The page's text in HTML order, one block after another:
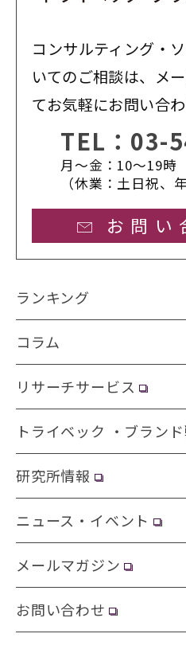
コンサルティング・
いてのご相談は、メ
てお気軽にお問い合
TEL： 03-
月〜金：10〜19時
（休業：土日祝、
お問い
ランキング
コラム
リサーチサービス
トライベック ・ブラン
研究所情報
ニュース・イベント
メールマガジン
お問い合わせ